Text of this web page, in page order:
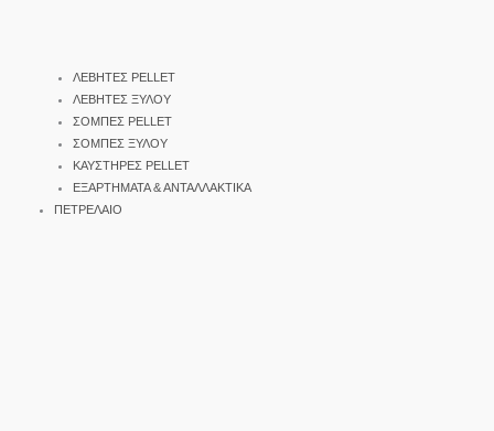
ΛΕΒΗΤΕΣ PELLET
ΛΕΒΗΤΕΣ ΞΥΛΟΥ
ΣΟΜΠΕΣ PELLET
ΣΟΜΠΕΣ ΞΥΛΟΥ
ΚΑΥΣΤΗΡΕΣ PELLET
ΕΞΑΡΤΗΜΑΤΑ & ΑΝΤΑΛΛΑΚΤΙΚΑ
ΠΕΤΡΕΛΑΙΟ